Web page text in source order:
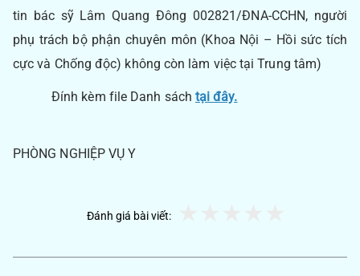
tin bác sỹ Lâm Quang Đông 002821/ĐNA-CCHN, người
phụ trách bộ phận chuyên môn (Khoa Nội – Hồi sức tích
cực và Chống độc) không còn làm việc tại Trung tâm)
Đính kèm file Danh sách tại đây.
PHÒNG NGHIỆP VỤ Y
Đánh giá bài viết: